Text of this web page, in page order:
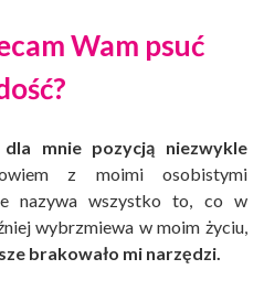
Wam psuć
mnie pozycją niezwykle
z moimi osobistymi
nazywa wszystko to, co w
wybrzmiewa w moim życiu,
brakowało mi narzędzi.